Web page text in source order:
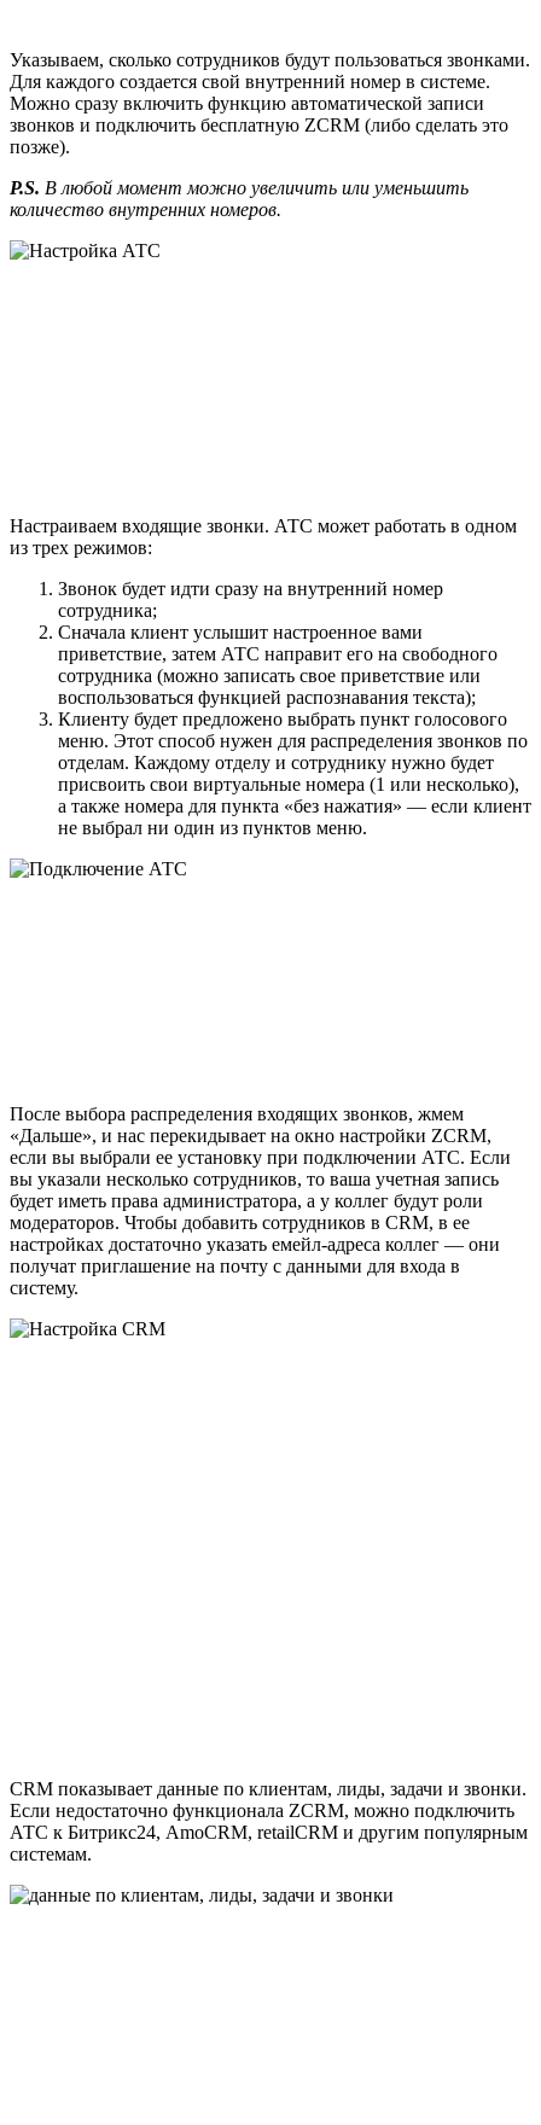
Указываем, сколько сотрудников будут пользоваться звонками.
Для каждого создается свой внутренний номер в системе.
Можно сразу включить функцию автоматической записи
звонков и подключить бесплатную ZCRM (либо сделать это
позже).
P.S. В любой момент можно увеличить или уменьшить
количество внутренних номеров.
Настраиваем входящие звонки. АТС может работать в одном
из трех режимов:
Звонок будет идти сразу на внутренний номер
сотрудника;
Сначала клиент услышит настроенное вами
приветствие, затем АТС направит его на свободного
сотрудника (можно записать свое приветствие или
воспользоваться функцией распознавания текста);
Клиенту будет предложено выбрать пункт голосового
меню. Этот способ нужен для распределения звонков по
отделам. Каждому отделу и сотруднику нужно будет
присвоить свои виртуальные номера (1 или несколько),
а также номера для пункта «без нажатия» — если клиент
не выбрал ни один из пунктов меню.
После выбора распределения входящих звонков, жмем
«Дальше», и нас перекидывает на окно настройки ZCRM,
если вы выбрали ее установку при подключении АТС. Если
вы указали несколько сотрудников, то ваша учетная запись
будет иметь права администратора, а у коллег будут роли
модераторов. Чтобы добавить сотрудников в CRM, в ее
настройках достаточно указать емейл-адреса коллег — они
получат приглашение на почту с данными для входа в
систему.
CRM показывает данные по клиентам, лиды, задачи и звонки.
Если недостаточно функционала ZCRM, можно подключить
АТС к Битрикс24, AmoCRM, retailCRM и другим популярным
системам.